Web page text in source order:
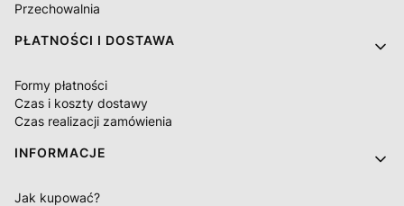
Przechowalnia
PŁATNOŚCI I DOSTAWA
Formy płatności
Czas i koszty dostawy
Czas realizacji zamówienia
INFORMACJE
Jak kupować?